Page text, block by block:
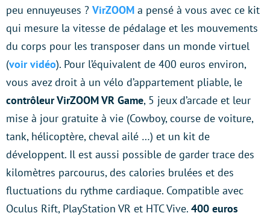
peu ennuyeuses ? VirZOOM a pensé à vous avec ce kit
qui mesure la vitesse de pédalage et les mouvements
du corps pour les transposer dans un monde virtuel
(voir vidéo). Pour l’équivalent de 400 euros environ,
vous avez droit à un vélo d’appartement pliable, le
contrôleur VirZOOM VR Game, 5 jeux d’arcade et leur
mise à jour gratuite à vie (Cowboy, course de voiture,
tank, hélicoptère, cheval ailé …) et un kit de
développent. Il est aussi possible de garder trace des
kilomètres parcourus, des calories brulées et des
fluctuations du rythme cardiaque. Compatible avec
Oculus Rift, PlayStation VR et HTC Vive. 400 euros